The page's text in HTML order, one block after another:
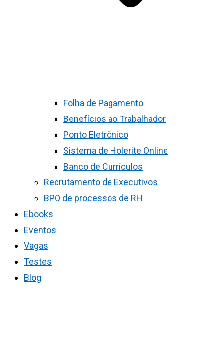
Folha de Pagamento
Benefícios ao Trabalhador
Ponto Eletrônico
Sistema de Holerite Online
Banco de Currículos
Recrutamento de Executivos
BPO de processos de RH
Ebooks
Eventos
Vagas
Testes
Blog